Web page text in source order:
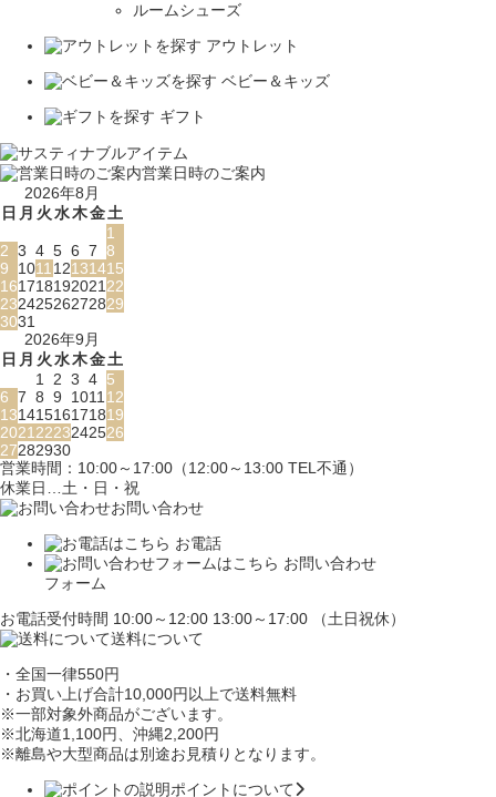
ルームシューズ
アウトレット
ベビー＆キッズ
ギフト
営業日時のご案内
2026年8月
日 月 火水木金土
1
2 3 4 5 6 7 8
9
101112131415
16171819202122
23242526272829
3031
2026年9月
日 月 火水木金土
1 2 3 4 5
6 7 8 9 101112
13141516171819
20212223242526
27282930
営業時間：10:00～17:00（12:00～13:00 TEL不通）
休業日…土・日・祝
お問い合わせ
お電話
お問い合わせ
フォーム
お電話受付時間 10:00～12:00 13:00～17:00 （土日祝休）
送料について
・全国一律550円
・お買い上げ合計10,000円 以上で送料無料
※一部対象外商品がございます。
※北海道1,100円、沖縄2,200円
※離島や大型商品は別途お見積りとなります。
ポイントについて